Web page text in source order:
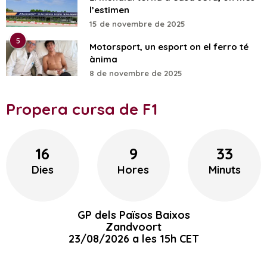
l’estimen
15 de novembre de 2025
5
Motorsport, un esport on el ferro té
ànima
8 de novembre de 2025
Propera cursa de F1
16
Dies
9
Hores
33
Minuts
GP dels Països Baixos
Zandvoort
23/08/2026 a les 15h CET